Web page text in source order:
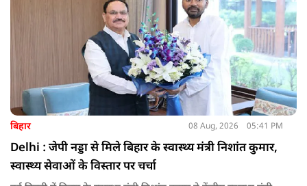
बिहार 08 Aug, 2026 05:41 PM
Delhi : जेपी नड्डा से मिले बिहार के स्वास्थ्य मंत्री निशांत कुमार,
स्वास्थ्य सेवाओं के विस्तार पर चर्चा